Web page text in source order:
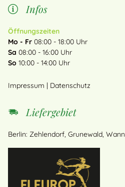
Infos
Öffnungszeiten
Mo - Fr 08:00 - 18:00 Uhr
Sa 08:00 - 16:00 Uhr
So 10:00 - 14:00 Uhr
Impressum | Datenschutz
Liefergebiet
Berlin: Zehlendorf, Grunewald,